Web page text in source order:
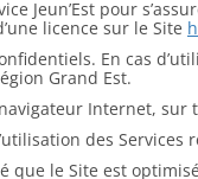
Jeun’Est pour
licence sur le Site
En cas
Grand Est.
navigateur Internet,
des
que le Site est